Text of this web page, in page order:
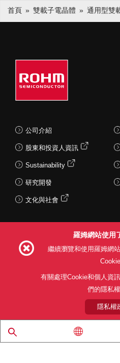
首頁 雙載子電晶體 通用型雙
公司介紹
股東和投資人資訊
Sustainability
研究開發
文化與社會
利用目的
關於本公司產品銷售
© 1997 - 2026 ROHM CO.,
羅姆網站使用
繼續瀏覽和使用羅姆網
Cookie
有關處理Cookie和個人資
們的隱私權
隱私權